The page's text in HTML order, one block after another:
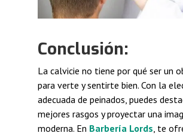
Conclusión:
La calvicie no tiene por qué ser un
para verte y sentirte bien. Con la
adecuada de peinados, puedes
mejores rasgos y proyectar una
moderna. En Barbería Lords, te